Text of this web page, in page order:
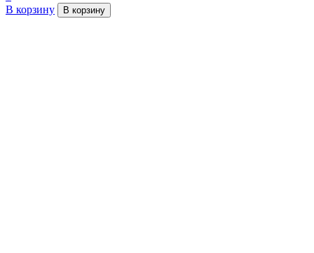
В корзину
В корзину